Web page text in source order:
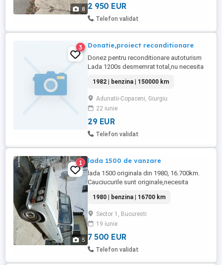
8
IN ROMANIA. NU A AVUT NR ROSII.INFO .
2 950 EUR
Telefon validat
3 Donatie,proiect reconditionare
Donez pentru reconditionare autoturism
Lada 1200s desmemrat total,nu necesita
buna de functionare,nu consuma ulei
deloc.Am piese noi de tinichigerie si
mecanica din anul 2025,(valoare 2500 euro
cu bani).Este inmatriculata pe Bucuresti si
o ofer doar unui colectionar.Este ...
1982 | benzina | 150000 km
Adunatii-Copaceni, Giurgiu
22 iunie
29 EUR
Telefon validat
5
1 lada 1500 de vanzare
lada 1500 originala din 1980, 16.700km.
Cauciucurile sunt originale,necesita
negociabil Nr.tel Nr.tel:
1980 | benzina | 16700 km
Sector 1, Bucuresti
19 iunie
7 500 EUR
Telefon validat